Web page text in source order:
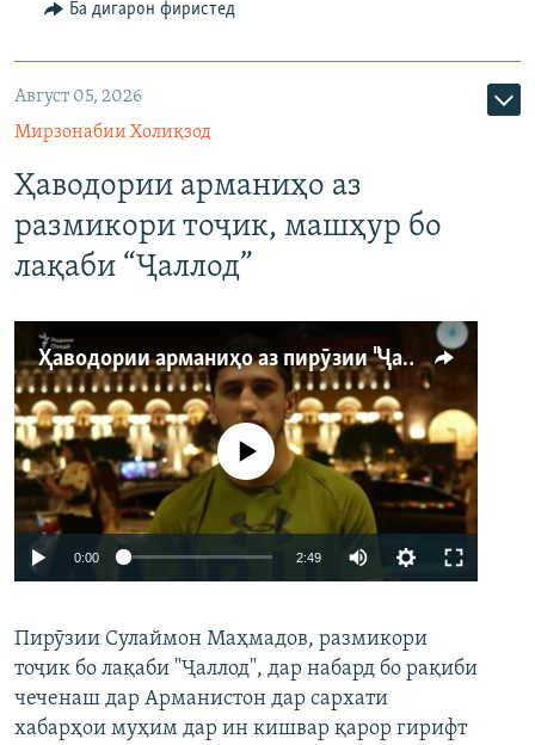
Ба дигарон фиристед
Август 05, 2026
Мирзонабии Холиқзод
Ҳаводории арманиҳо аз
размикори тоҷик, машҳур бо
лақаби “Ҷаллод”
Ҳаводории арманиҳо аз пирӯзии "Ҷаллод"-и тоҷик
Auto 240p 360p 480p
720p 1080p
Феълан кор намекунад
0:00 2:49
360p
480p
Пирӯзии Сулаймон Маҳмадов, размикори
тоҷик бо лақаби "Ҷаллод", дар набард бо рақиби
чеченаш дар Арманистон дар сархати
хабарҳои муҳим дар ин кишвар қарор гирифт